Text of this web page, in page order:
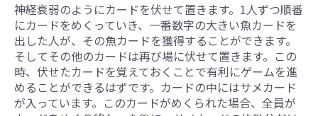
神経衰弱のようにカードを伏せて置きます。1人ずつ順番
にカードをめくっていき、一番数字の大きい魚カードを
出した人が、その魚カードを獲得することができます。
そしてその他のカードは再び場に伏せて置きます。この
時、伏せたカードを覚えておくことで有利にゲームを進
めることができるはずです。カードの中にはサメカード
が入っています。このカードがめくられた場合、全員が